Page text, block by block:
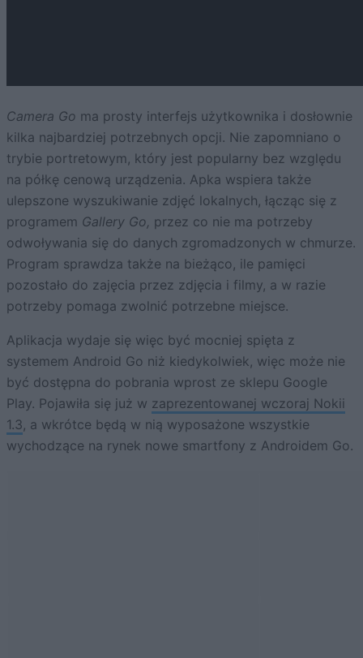
Camera Go ma prosty interfejs użytkownika i dosłownie
kilka najbardziej potrzebnych opcji. Nie zapomniano o
trybie portretowym, który jest popularny bez względu
na półkę cenową urządzenia. Apka wspiera także
ulepszone wyszukiwanie zdjęć lokalnych, łącząc się z
programem Gallery Go, przez co nie ma potrzeby
odwoływania się do danych zgromadzonych w chmurze.
Program sprawdza także na bieżąco, ile pamięci
pozostało do zajęcia przez zdjęcia i filmy, a w razie
potrzeby pomaga zwolnić potrzebne miejsce.
Aplikacja wydaje się więc być mocniej spięta z
systemem Android Go niż kiedykolwiek, więc może nie
być dostępna do pobrania wprost ze sklepu Google
Play. Pojawiła się już w zaprezentowanej wczoraj Nokii
1.3, a wkrótce będą w nią wyposażone wszystkie
wychodzące na rynek nowe smartfony z Androidem Go.